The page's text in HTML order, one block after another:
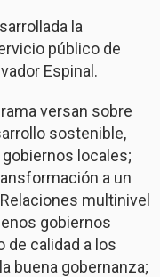
la
público de
Espinal.
versan sobre
sostenible,
locales;
a un
multinivel
gobiernos
de calidad a los
buena gobernanza;